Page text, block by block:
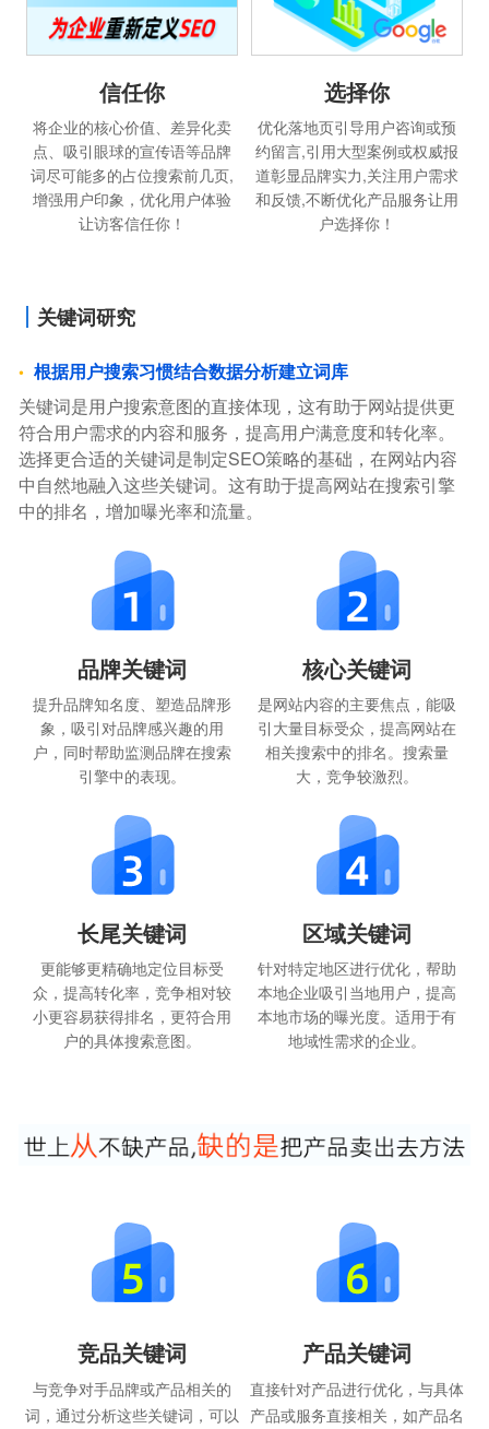
信任你
将企业的核心价值、差异化卖
点、吸引眼球的宣传语等品牌
词尽可能多的占位搜索前几页,
增强用户印象，优化用户体验
让访客信任你！
选择你
优化落地页引导用户咨询或预
约留言,引用大型案例或权威报
道彰显品牌实力,关注用户需求
和反馈,不断优化产品服务让用
户选择你！
关键词研究
根据用户搜索习惯结合数据分析建立词库
关键词是用户搜索意图的直接体现，这有助于网站提供更
符合用户需求的内容和服务，提高用户满意度和转化率。
选择更合适的关键词是制定SEO策略的基础，在网站内容
中自然地融入这些关键词。这有助于提高网站在搜索引擎
中的排名，增加曝光率和流量。
品牌关键词
提升品牌知名度、塑造品牌形
象，吸引对品牌感兴趣的用
户，同时帮助监测品牌在搜索
引擎中的表现。
核心关键词
是网站内容的主要焦点，能吸
引大量目标受众，提高网站在
相关搜索中的排名。搜索量
大，竞争较激烈。
长尾关键词
更能够更精确地定位目标受
众，提高转化率，竞争相对较
小更容易获得排名，更符合用
户的具体搜索意图。
区域关键词
针对特定地区进行优化，帮助
本地企业吸引当地用户，提高
本地市场的曝光度。适用于有
地域性需求的企业。
竞品关键词
与竞争对手品牌或产品相关的
词，通过分析这些关键词，可以
产品关键词
直接针对产品进行优化，与具体
产品或服务直接相关，如产品名